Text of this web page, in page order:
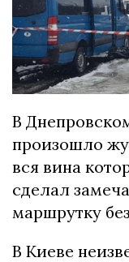
В
произошло
вся вина
сделал
маршрутку
В Киеве